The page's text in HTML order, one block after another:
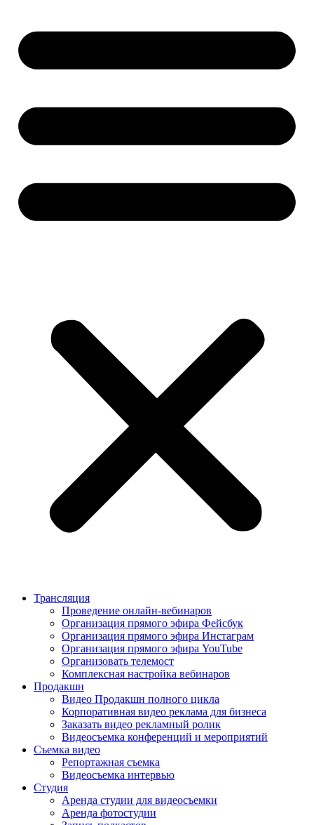
Трансляция
Проведение онлайн-вебинаров
Организация прямого эфира Фейсбук
Организация прямого эфира Инстаграм
Организация прямого эфира YouTube
Организовать телемост
Комплексная настройка вебинаров
Продакшн
Видео Продакшн полного цикла
Корпоративная видео реклама для бизнеса
Заказать видео рекламный ролик
Видеосъемка конференций и мероприятий
Съемка видео
Репортажная съемка
Видеосъемка интервью
Студия
Аренда студии для видеосъемки
Аренда фотостудии